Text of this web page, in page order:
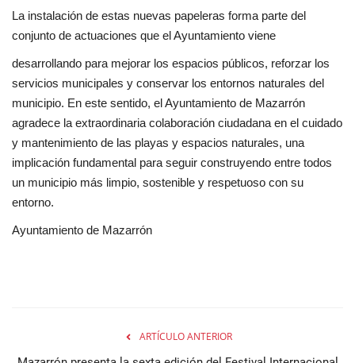
La instalación de estas nuevas papeleras forma parte del
conjunto de actuaciones que el Ayuntamiento viene
desarrollando para mejorar los espacios públicos, reforzar los
servicios municipales y conservar los entornos naturales del
municipio. En este sentido, el Ayuntamiento de Mazarrón
agradece la extraordinaria colaboración ciudadana en el cuidado
y mantenimiento de las playas y espacios naturales, una
implicación fundamental para seguir construyendo entre todos
un municipio más limpio, sostenible y respetuoso con su
entorno.
Ayuntamiento de Mazarrón
ARTÍCULO ANTERIOR